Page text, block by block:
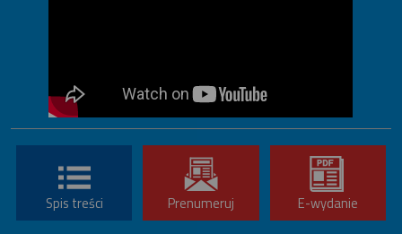
Spis treści Prenumeruj E-wydanie